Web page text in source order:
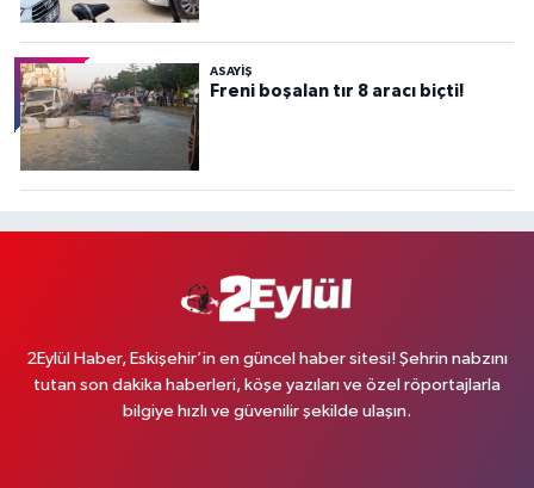
ASAYİŞ
Freni boşalan tır 8 aracı biçti!
2Eylül Haber, Eskişehir’in en güncel haber sitesi! Şehrin nabzını
tutan son dakika haberleri, köşe yazıları ve özel röportajlarla
bilgiye hızlı ve güvenilir şekilde ulaşın.